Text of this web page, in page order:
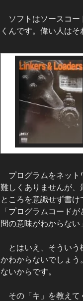
ソフトはソースコー
くんです。偉い人はそ
プログラムをネット
難しくありませんが
ところを意識せず書け
「プログラムコード
問の意味がわからない
とはいえ、そういう
かわからないでしょう
ないからです。
その「キ」を教えて